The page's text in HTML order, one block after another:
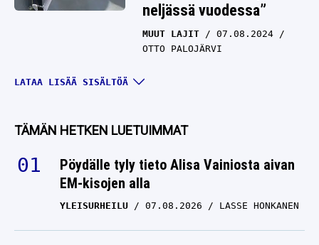
neljässä vuodessa”
MUUT LAJIT
07.08.2024
OTTO PALOJÄRVI
Toni Keränen yritti
mahdollisimman lähelle
YLEISURHEILU
07.08.2024
OTTO PALOJÄRVI
Oliver Helander uhkui
itseluottamusta –
LATAA LISÄÄ SISÄLTÖÄ
TÄMÄN HETKEN LUETUIMMAT
Pöydälle tyly tieto Alisa Vainiosta aivan
EM-kisojen alla
YLEISURHEILU 07.08.2026 LASSE HONKANEN